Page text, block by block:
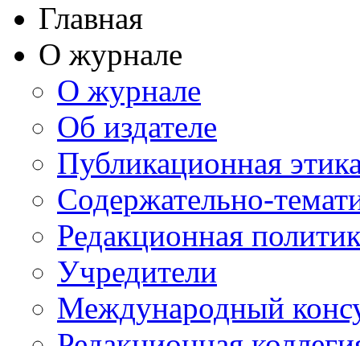
Главная
О журнале
О журнале
Об издателе
Публикационная
Содержательно-
Редакционная
Учредители
Международный